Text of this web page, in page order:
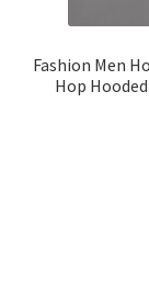
Fashion Men
Hop